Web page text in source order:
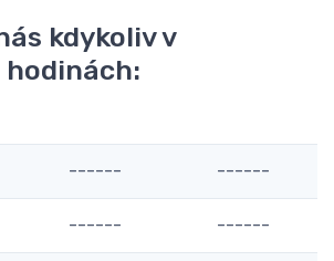
kdykoliv v
------ ------
------ ------